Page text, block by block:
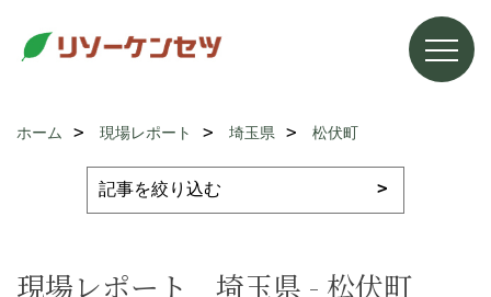
ホーム 現場レポート 埼玉県 松伏町
現場レポート 埼玉県 - 松伏町